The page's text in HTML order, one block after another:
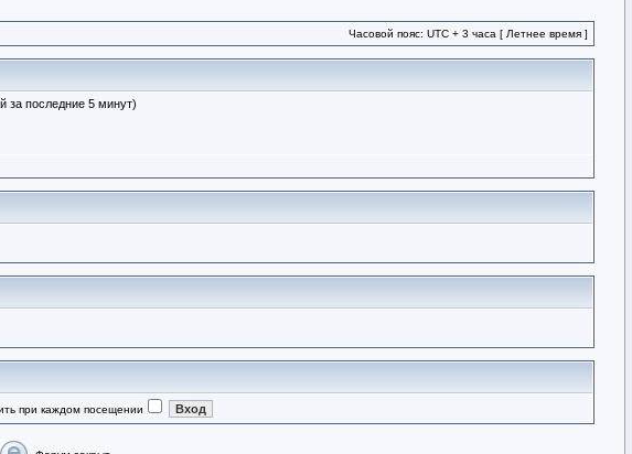
Часовой пояс: UTC + 3 часа [ Летнее время ]
за последние 5 минут)
при каждом посещении